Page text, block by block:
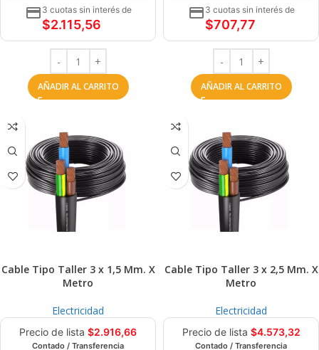
3 cuotas sin interés de
$2.115,56
AÑADIR AL CARRITO
3 cuotas sin interés de
$707,77
AÑADIR AL CARRITO
Cable Tipo Taller 3 x 1,5 Mm. X
Metro
Electricidad
Precio de lista $2.916,66
Contado / Transferencia
Cable Tipo Taller 3 x 2,5 Mm. X
Metro
Electricidad
Precio de lista $4.573,32
Contado / Transferencia